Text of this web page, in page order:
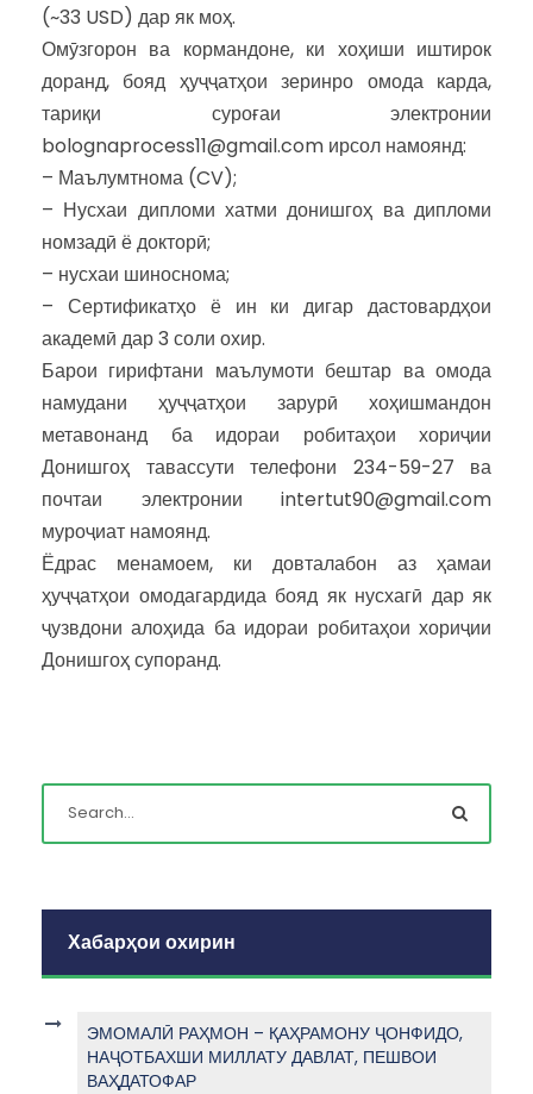
(~33 USD) дар як моҳ.
Омӯзгорон ва кормандоне, ки хоҳиши иштирок
доранд, бояд ҳуҷҷатҳои зеринро омода карда,
тариқи суроғаи электронии
bolognaprocess11@gmail.com ирсол намоянд:
– Маълумтнома (CV);
– Нусхаи дипломи хатми донишгоҳ ва дипломи
номзадӣ ё докторӣ;
– нусхаи шиноснома;
– Сертификатҳо ё ин ки дигар дастовардҳои
академӣ дар 3 соли охир.
Барои гирифтани маълумоти бештар ва омода
намудани ҳуҷҷатҳои зарурӣ хоҳишмандон
метавонанд ба идораи робитаҳои хориҷии
Донишгоҳ тавассути телефони 234-59-27 ва
почтаи электронии intertut90@gmail.com
муроҷиат намоянд.
Ёдрас менамоем, ки довталабон аз ҳамаи
ҳуҷҷатҳои омодагардида бояд як нусхагӣ дар як
ҷузвдони алоҳида ба идораи робитаҳои хориҷии
Донишгоҳ супоранд.
Хабарҳои охирин
ЭМОМАЛӢ РАҲМОН – ҚАҲРАМОНУ ҶОНФИДО,
НАҶОТБАХШИ МИЛЛАТУ ДАВЛАТ, ПЕШВОИ
ВАҲДАТОФАР